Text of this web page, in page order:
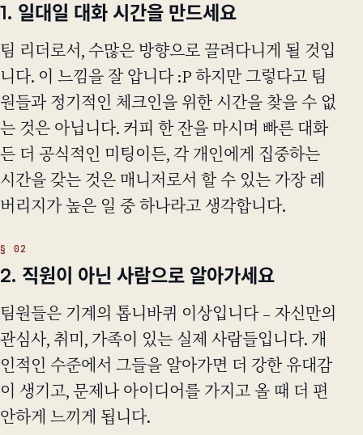
1. 일대일 대화 시간을 만드세요
팀 리더로서, 수많은 방향으로 끌려다니게 될 것입
니다. 이 느낌을 잘 압니다 :P 하지만 그렇다고 팀
원들과 정기적인 체크인을 위한 시간을 찾을 수 없
는 것은 아닙니다. 커피 한 잔을 마시며 빠른 대화
든 더 공식적인 미팅이든, 각 개인에게 집중하는
시간을 갖는 것은 매니저로서 할 수 있는 가장 레
버리지가 높은 일 중 하나라고 생각합니다.
2. 직원이 아닌 사람으로 알아가세요
팀원들은 기계의 톱니바퀴 이상입니다 – 자신만의
관심사, 취미, 가족이 있는 실제 사람들입니다. 개
인적인 수준에서 그들을 알아가면 더 강한 유대감
이 생기고, 문제나 아이디어를 가지고 올 때 더 편
안하게 느끼게 됩니다.